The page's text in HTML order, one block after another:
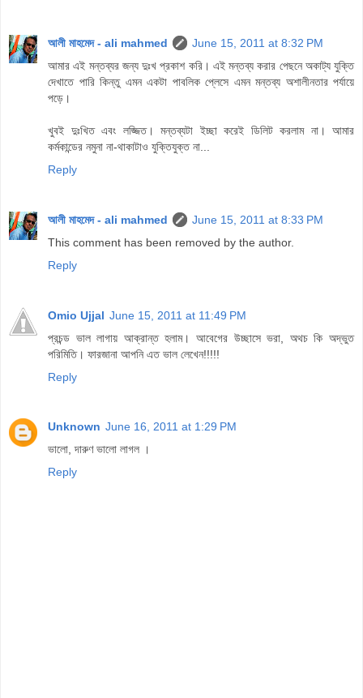
আলী মাহমেদ - ali mahmed
June 15, 2011 at 8:32 PM
আমার এই মন্তব্যর জন্য দুঃখ প্রকাশ করি। এই মন্তব্য করার পেছনে অকাট্য যুক্তি
দেখাতে পারি কিন্তু এমন একটা পাবলিক প্লেসে এমন মন্তব্য অশালীনতার পর্যায়ে
পড়ে।
খুবই দুঃখিত এবং লজ্জিত। মন্তব্যটা ইচ্ছা করেই ডিলিট করলাম না। আমার
কর্মকান্ডের নমুনা না-থাকাটাও যুক্তিযুক্ত না...
Reply
আলী মাহমেদ - ali mahmed
June 15, 2011 at 8:33 PM
This comment has been removed by the author.
Reply
Omio Ujjal June 15, 2011 at 11:49 PM
প্রচন্ড ভাল লাগায় আক্রান্ত হলাম। আবেগের উচ্ছাসে ভরা, অথচ কি অদ্ভুত
পরিমিতি। ফারজানা আপনি এত ভাল লেখেন!!!!!
Reply
Unknown June 16, 2011 at 1:29 PM
ভালো, দারুণ ভালো লাগল ।
Reply